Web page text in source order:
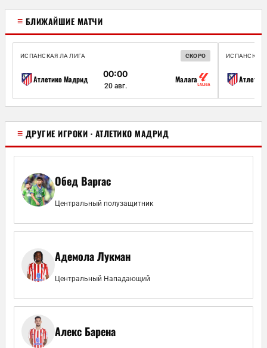
≡ БЛИЖАЙШИЕ МАТЧИ
ИСПАНСКАЯ ЛА ЛИГА СКОРО
Атлетико Мадрид
00:00
20 авг.
Малага
ИСПАНСКАЯ
≡ ДРУГИЕ ИГРОКИ · АТЛЕТИКО МАДРИД
Обед Варгас
Центральный полузащитник
Адемола Лукман
Центральный Нападающий
Алекс Барена